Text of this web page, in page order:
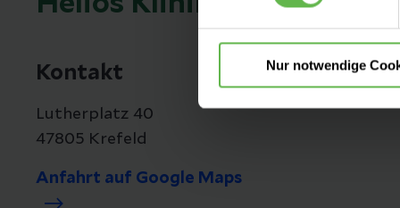
Nur notwendige
Kontakt
Lutherplatz 40
47805 Krefeld
Anfahrt auf Google Maps